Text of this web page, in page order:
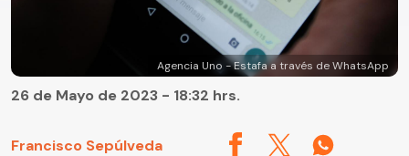
Agencia Uno - Estafa a través de WhatsApp
Francisco Sepúlveda
26 de Mayo de 2023 - 18:32 hrs.